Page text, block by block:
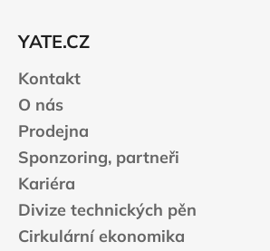
YATE.CZ
Kontakt
O nás
Prodejna
Sponzoring, partneři
Kariéra
Divize technických pěn
Cirkulární ekonomika